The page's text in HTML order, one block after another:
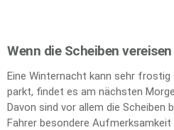
Wenn die Scheiben vereisen
Eine Winternacht kann sehr frostig
parkt, findet es am nächsten
Davon sind vor allem die
Fahrer besondere Aufmerksamkeit